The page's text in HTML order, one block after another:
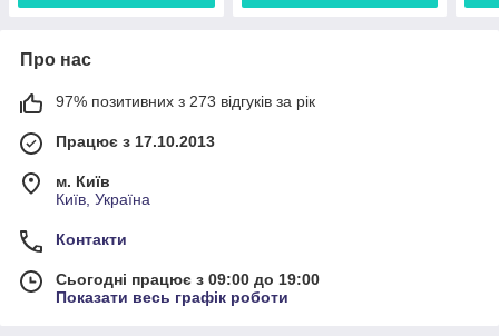
Про нас
97% позитивних з 273 відгуків за рік
Працює з 17.10.2013
м. Київ
Київ, Україна
Контакти
Сьогодні працює з 09:00 до 19:00
Показати весь графік роботи